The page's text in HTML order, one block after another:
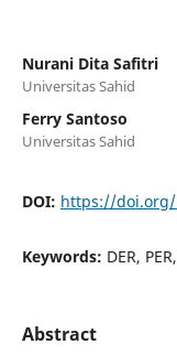
Nurani Dita Safitri
Universitas Sahid
Ferry Santoso
Universitas Sahid
DOI: https://doi.org/
Keywords: DER,
Abstract